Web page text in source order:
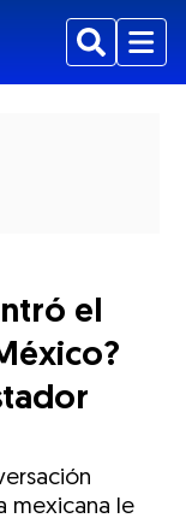
BuscarMenu
el
mexicana le